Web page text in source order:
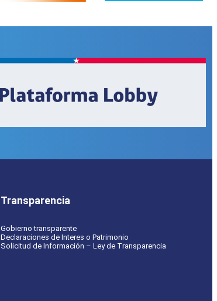
Transparencia
Gobierno transparente
Declaraciones de Interes o Patrimonio
Solicitud de Información – Ley de Transparencia